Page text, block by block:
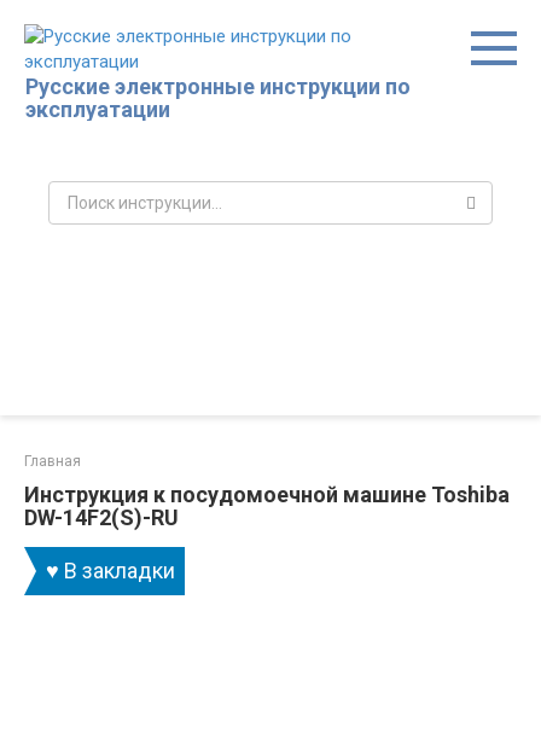
контенту
Русские электронные инструкции по
эксплуатации
Поиск:
Главная
Инструкция к посудомоечной машине Toshiba
DW-14F2(S)-RU
♥ В закладки